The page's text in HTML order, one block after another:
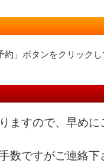
約」ボタンをクリック
ますので、早めに
数ですがご連絡下